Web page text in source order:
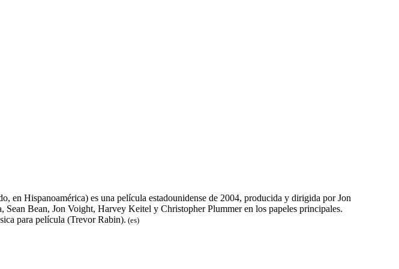
en Hispanoamérica) es una película estadounidense de 2004, producida y dirigida por Jon
Bean, Jon Voight, Harvey Keitel y Christopher Plummer en los papeles principales.
para película (Trevor Rabin). (es)